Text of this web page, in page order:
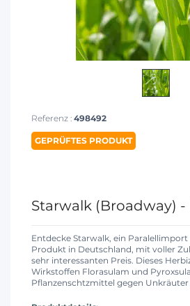
Referenz : 498492
GEPRÜFTES PRODUKT
Starwalk (Broadway) -
Entdecke Starwalk, ein
Produkt in Deutschland, mit voller
sehr interessanten Preis. Dieses
Wirkstoffen Florasulam und
Pflanzenschtzmittel gegen Unkräuter